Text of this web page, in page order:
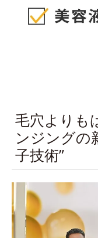
毛穴よりも
ンジングの
子技術”